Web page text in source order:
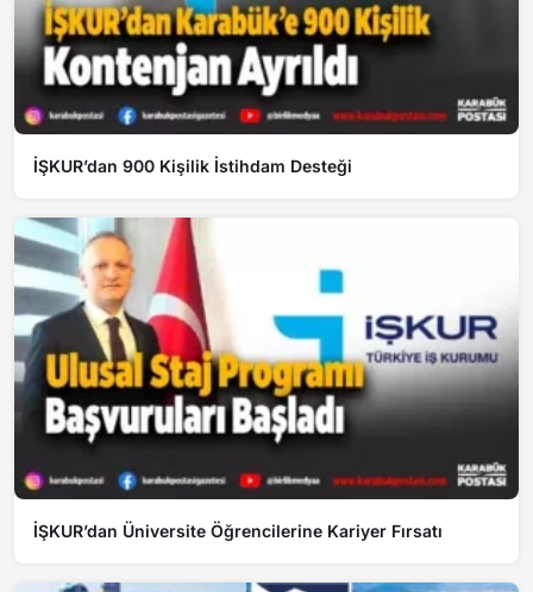
İŞKUR’dan 900 Kişilik İstihdam Desteği
İŞKUR’dan Üniversite Öğrencilerine Kariyer Fırsatı